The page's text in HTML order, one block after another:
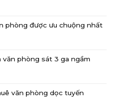
phòng được ưu chuộng nhất
văn phòng sát 3 ga ngầm
văn phòng dọc tuyến